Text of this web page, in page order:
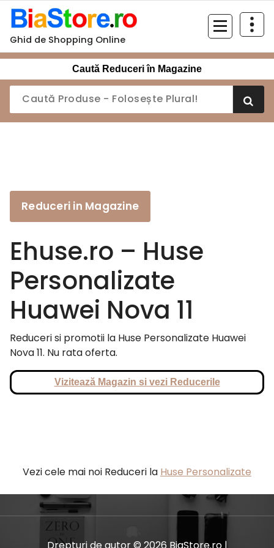
Sari
conținut
Ghid de Shopping Online
Caută Reduceri în Magazine
Reduceri in Magazine
Ehuse.ro – Huse
Personalizate
Huawei Nova 11
Reduceri si promotii la Huse Personalizate Huawei
Nova 11. Nu rata oferta.
Vizitează Magazin si vezi Reducerile
Vezi cele mai noi Reduceri la Huse Personalizate